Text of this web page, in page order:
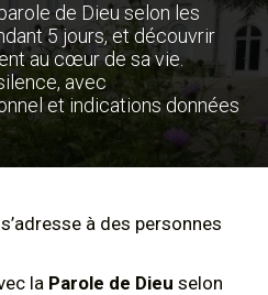
de Dieu selon les
5 jours, et découvrir
au cœur de sa vie.
avec
et indications données
s’adresse à des personnes
la Parole de Dieu selon